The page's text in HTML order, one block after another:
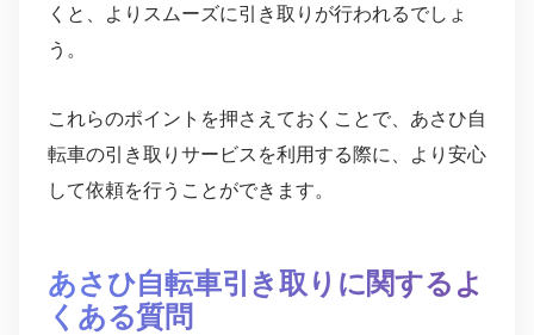
くと、よりスムーズに引き取りが行われるでしょ
う。
これらのポイントを押さえておくことで、あさひ自
転車の引き取りサービスを利用する際に、より安心
して依頼を行うことができます。
あさひ自転車引き取りに関するよ
くある質問